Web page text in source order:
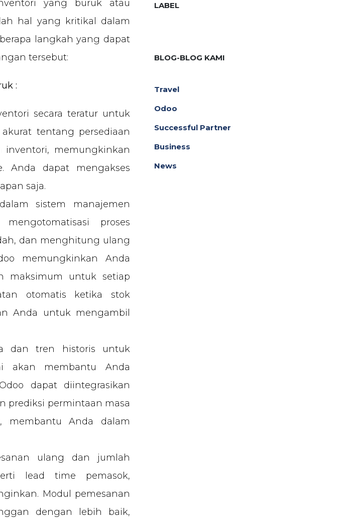
yang buruk atau
hal yang kritikal dalam
langkah yang dapat
tersebut:
:
secara teratur untuk
tentang persediaan
inventori, memungkinkan
Anda dapat mengakses
saja.
sistem manajemen
proses
dan menghitung ulang
memungkinkan Anda
maksimum untuk setiap
otomatis ketika stok
Anda untuk mengambil
dan tren historis untuk
akan membantu Anda
dapat diintegrasikan
prediksi permintaan masa
membantu Anda dalam
ulang dan jumlah
lead time pemasok,
Modul pemesanan
dengan lebih baik,
LABEL
BLOG-BLOG KAMI
Travel
Odoo
Successful Partner
Business
News